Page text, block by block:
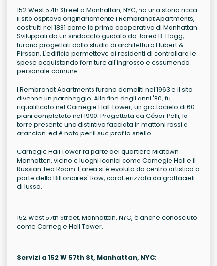
152 West 57th Street a Manhattan, NYC, ha una storia ricca.
Il sito ospitava originariamente i Rembrandt Apartments,
costruiti nel 1881 come la prima cooperativa di Manhattan.
Sviluppati da un sindacato guidato da Jared B. Flagg,
furono progettati dallo studio di architettura Hubert &
Pirsson. L'edificio permetteva ai residenti di controllare le
spese acquistando forniture all'ingrosso e assumendo
personale comune.
I Rembrandt Apartments furono demoliti nel 1963 e il sito
divenne un parcheggio. Alla fine degli anni '80, fu
riqualificato nel Carnegie Hall Tower, un grattacielo di 60
piani completato nel 1990. Progettata da César Pelli, la
torre presenta una distintiva facciata in mattoni rossi e
arancioni ed è nota per il suo profilo snello.
Carnegie Hall Tower fa parte del quartiere Midtown
Manhattan, vicino a luoghi iconici come Carnegie Hall e il
Russian Tea Room. L'area si è evoluta da centro artistico a
parte della Billionaires' Row, caratterizzata da grattacieli
di lusso.
152 West 57th Street, Manhattan, NYC, è anche conosciuto
come Carnegie Hall Tower.
Servizi a 152 W 57th St, Manhattan, NYC: